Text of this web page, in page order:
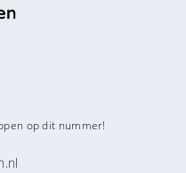
op dit nummer!